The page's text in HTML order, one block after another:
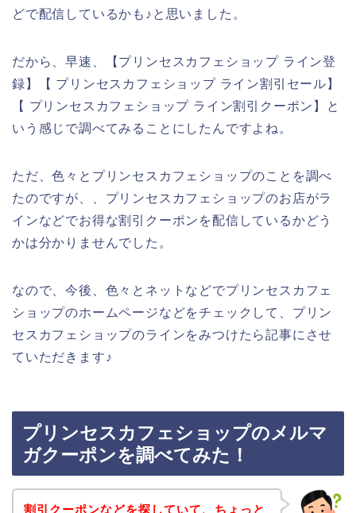
どで配信しているかも♪と思いました。
だから、早速、【プリンセスカフェショップ ライン登
録】【 プリンセスカフェショップ ライン割引セール】
【 プリンセスカフェショップ ライン割引クーポン】と
いう感じで調べてみることにしたんですよね。
ただ、色々とプリンセスカフェショップのことを調べ
たのですが、、プリンセスカフェショップのお店がラ
インなどでお得な割引クーポンを配信しているかどう
かは分かりませんでした。
なので、今後、色々とネットなどでプリンセスカフェ
ショップのホームページなどをチェックして、プリン
セスカフェショップのラインをみつけたら記事にさせ
ていただきます♪
プリンセスカフェショップのメルマ
ガクーポンを調べてみた！
割引クーポンなどを探していて、ちょっと